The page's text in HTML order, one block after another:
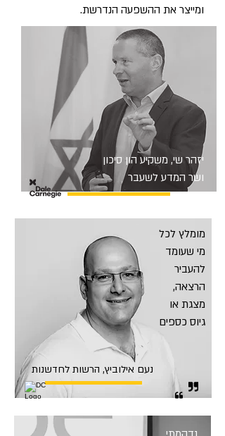
ומייצר את ההשפעה הנדרשת.
יזהר שי, משקיע הון סיכון
ושר המדע לשעבר
מומלץ לכל
מי שעומד
להעביר
הרצאה,
מצגת או
גיוס כספים
נעם אילוביץ, הרשות לחדשנות